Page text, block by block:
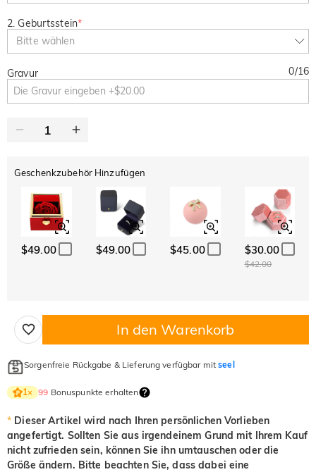
2. Geburtsstein*
Bitte wählen
Gravur 0/16
Geschenkzubehör Hinzufügen
$49.00 $49.00 $45.00 $30.00
$42.00
In den Warenkorb
Sorgenfreie Rückgabe & Lieferung verfügbar mitseel
1× 99 Bonuspunkte erhalten
* Dieser Artikel wird nach Ihren persönlichen Vorlieben
angefertigt. Sollten Sie aus irgendeinem Grund mit Ihrem Kauf
nicht zufrieden sein, können Sie ihn umtauschen oder die
Größe ändern. Bitte beachten Sie, dass dabei eine